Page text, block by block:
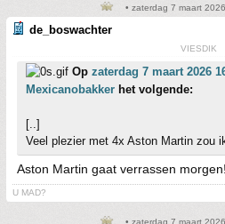
• zaterdag 7 maart
de_boswachter
VIESDIK
Op zaterdag 7 maart 2026
Mexicanobakker het volgende:
[..]
Veel plezier met 4x Aston Martin zou
Aston Martin gaat verrassen
U MAD?
• zaterdag 7 maart